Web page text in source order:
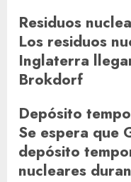
Residuos
Los residuos
Inglaterra
Brokdorf
Depósito
Se espera que
depósito
nucleares